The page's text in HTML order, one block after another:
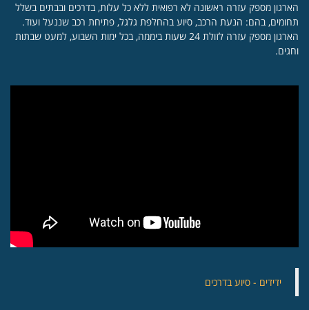
הארגון מספק עזרה ראשונה לא רפואית ללא כל עלות, בדרכים ובבתים בשלל
תחומים, בהם: הנעת הרכב, סיוע בהחלפת גלגל, פתיחת רכב שננעל ועוד.
הארגון מספק עזרה לזולת 24 שעות ביממה, בכל ימות השבוע, למעט שבתות
וחגים.
‏ידידים - סיוע בדרכים